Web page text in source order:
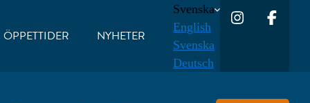
ÖPPETTIDER NYHETER
Svenska
English
Svenska
Deutsch